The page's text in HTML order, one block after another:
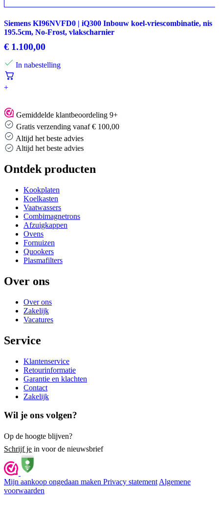
Siemens KI96NVFD0 | iQ300 Inbouw koel-vriescombinatie, nis
195.5cm, No-Frost, vlakscharnier
€ 1.100,00
In nabestelling
+
Gemiddelde klantbeoordeling 9+
Gratis verzending vanaf € 100,00
Altijd het beste advies
Altijd het beste advies
Ontdek producten
Kookplaten
Koelkasten
Vaatwassers
Combimagnetrons
Afzuigkappen
Ovens
Fornuizen
Quookers
Plasmafilters
Over ons
Over ons
Zakelijk
Vacatures
Service
Klantenservice
Retourinformatie
Garantie en klachten
Contact
Zakelijk
Wil je ons volgen?
Op de hoogte blijven?
Schrijf je in voor de nieuwsbrief
Mijn aankoop ongedaan maken Privacy statement Algemene
voorwaarden